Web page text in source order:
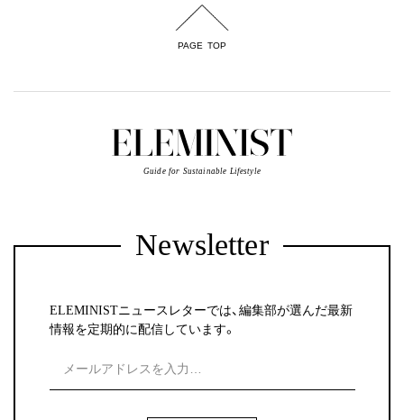
PAGE TOP
Guide for Sustainable Lifestyle
Newsletter
ELEMINISTニュースレターでは、編集部が選んだ最新
情報を定期的に配信しています。